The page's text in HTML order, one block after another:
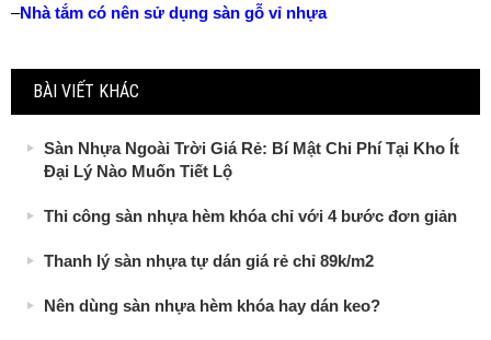
–Nhà tắm có nên sử dụng sàn gỗ vỉ nhựa
BÀI VIẾT KHÁC
Sàn Nhựa Ngoài Trời Giá Rẻ: Bí Mật Chi Phí Tại Kho Ít
Đại Lý Nào Muốn Tiết Lộ
Thi công sàn nhựa hèm khóa chỉ với 4 bước đơn giản
Thanh lý sàn nhựa tự dán giá rẻ chỉ 89k/m2
Nên dùng sàn nhựa hèm khóa hay dán keo?